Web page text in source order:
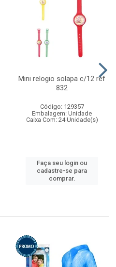
Mini relogio solapa c/12 ref
832
Código: 129357
Embalagem: Unidade
Caixa Com: 24 Unidade(s)
Faça seu login ou
cadastre-se para
comprar.